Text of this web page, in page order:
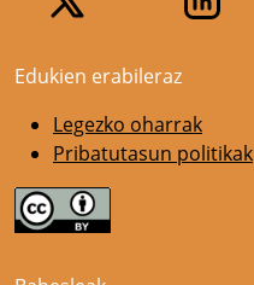
Edukien erabileraz
Legezko oharrak
Pribatutasun politikak